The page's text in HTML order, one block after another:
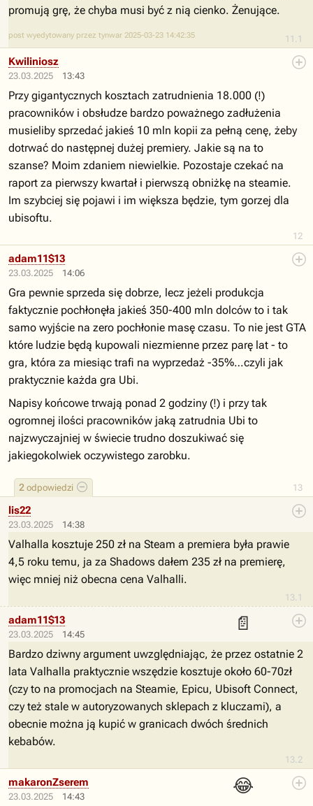
11.1
promują grę, że chyba musi być z nią cienko. Żenujące.
post wyedytowany przez tynwar 2025-03-23 14:42:35
23.03.2025 13:43
12
Kwiliniosz
Przy gigantycznych kosztach zatrudnienia 18.000 (!)
pracowników i obsłudze bardzo poważnego zadłużenia
musieliby sprzedać jakieś 10 mln kopii za pełną cenę, żeby
dotrwać do następnej dużej premiery. Jakie są na to
szanse? Moim zdaniem niewielkie. Pozostaje czekać na
raport za pierwszy kwartał i pierwszą obniżkę na steamie.
Im szybciej się pojawi i im większa będzie, tym gorzej dla
ubisoftu.
23.03.2025 14:06
13
2 odpowiedzi
adam11$13
Gra pewnie sprzeda się dobrze, lecz jeżeli produkcja
faktycznie pochłonęła jakieś 350-400 mln dolców to i tak
samo wyjście na zero pochłonie masę czasu. To nie jest GTA
które ludzie będą kupowali niezmienne przez parę lat - to
gra, która za miesiąc trafi na wyprzedaż -35%…czyli jak
praktycznie każda gra Ubi.
Napisy końcowe trwają ponad 2 godziny (!) i przy tak
ogromnej ilości pracowników jaką zatrudnia Ubi to
najzwyczajniej w świecie trudno doszukiwać się
jakiegokolwiek oczywistego zarobku.
23.03.2025 14:38
13.1
lis22
Valhalla kosztuje 250 zł na Steam a premiera była prawie
4,5 roku temu, ja za Shadows dałem 235 zł na premierę,
więc mniej niż obecna cena Valhalli.
23.03.2025 14:45
📄
13.2
adam11$13
Bardzo dziwny argument uwzględniając, że przez ostatnie 2
lata Valhalla praktycznie wszędzie kosztuje około 60-70zł
(czy to na promocjach na Steamie, Epicu, Ubisoft Connect,
czy też stale w autoryzowanych sklepach z kluczami), a
obecnie można ją kupić w granicach dwóch średnich
kebabów.
23.03.2025 14:43
😂
makaronZserem